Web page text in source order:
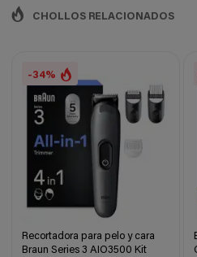
CHOLLOS RELACIONADOS
-34%
Recortadora para pelo y cara
Braun Series 3 AIO3500 Kit